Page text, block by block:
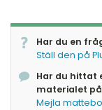
Har du en
Ställ den på
Har du hittat
materialet
Mejla